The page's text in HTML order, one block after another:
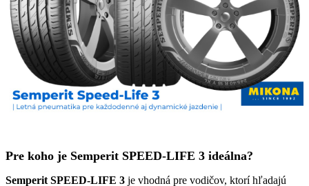
Pre koho je Semperit SPEED-LIFE 3 ideálna?
Semperit SPEED-LIFE 3 je vhodná pre vodičov, ktorí hľadajú